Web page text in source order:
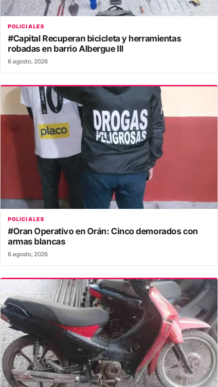
POLICIALES
#Capital Recuperan bicicleta y herramientas
robadas en barrio Albergue III
6 agosto, 2026
POLICIALES
#Oran Operativo en Orán: Cinco demorados con
armas blancas
6 agosto, 2026